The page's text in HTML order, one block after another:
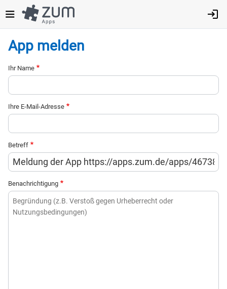
zum
Inhalt
App melden
Ihr Name
Ihre E-Mail-Adresse
Betreff
Benachrichtigung